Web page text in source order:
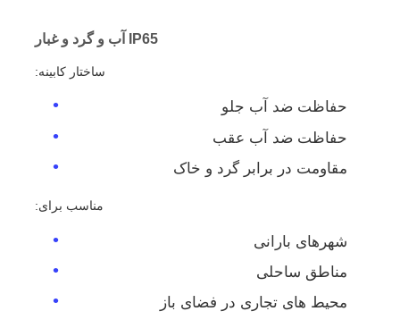
IP65 آب و گرد و غبار
ساختار کابینه:
حفاظت ضد آب جلو
حفاظت ضد آب عقب
مقاومت در برابر گرد و خاک
مناسب برای:
شهرهای بارانی
مناطق ساحلی
محیط های تجاری در فضای باز